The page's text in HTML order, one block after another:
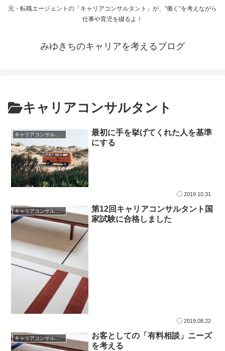
元・転職エージェントの「キャリアコンサルタント」が、”働く”を考えながら
仕事や育児を綴るよ！
みゆきちのキャリアを考えるブログ
キャリアコンサルタント
キャリアコンサルタント
最初に手を挙げてくれた人を基準
にする
2019.10.31
キャリアコンサルタント試験対策
第12回キャリアコンサルタント国
家試験に合格しました
2019.08.22
キャリアコンサルタント
お客としての「有料相談」ニーズ
を考える